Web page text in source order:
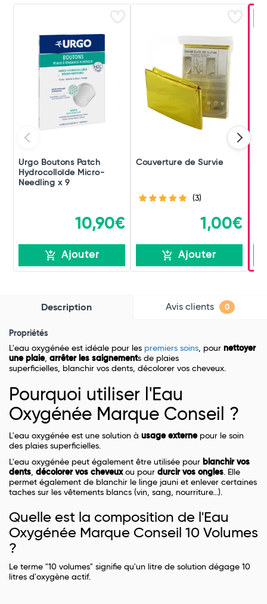
Urgo Boutons Patch
Hydrocolloïde Micro-
Needling x 9
10,90€
Ajouter
Couverture de Survie
(3)
1,00€
Ajouter
Description Avis clients 0
Propriétés
L'eau oxygénée est idéale pour les premiers soins, pour nettoyer
une plaie, arrêter les saignements de plaies
superficielles, blanchir vos dents, décolorer vos cheveux.
Pourquoi utiliser l'Eau
Oxygénée Marque Conseil ?
L'eau oxygénée est une solution à usage externepour le soin
des plaies superficielles.
L'eau oxygénée peut également être utilisée pour blanchir vos
dents, décolorer vos cheveuxou pour durcir vos ongles. Elle
permet également de blanchir le linge jauni et enlever certaines
taches sur les vêtements blancs (vin, sang, nourriture...).
Quelle est la composition de l'Eau
Oxygénée Marque Conseil 10 Volumes
?
Le terme "10 volumes" signifie qu'un litre de solution dégage 10
litres d'oxygène actif.